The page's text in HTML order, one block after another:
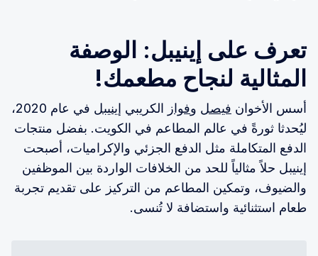
تعرف على إينيبل: الوصفة
المثالية لنجاح مطعمك!
أسس الأخوان فيصل وفواز الكريبي إينيبل
في عام 2020،
ليُحدثا ثورةً في عالم المطاعم في الكويت. بفضل منتجات
الدفع المتكاملة مثل الدفع الجزئي والإكراميات، أصبحت
إينيبل حلاً مثالياً للحد من الخلافات الواردة بين الموظفين
والضيوف، وتمكين المطاعم من التركيز على تقديم تجربة
طعام استثنائية واستضافة لا تُنسى.